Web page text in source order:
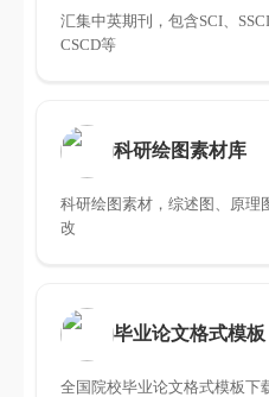
汇集中英期刊，包含SCI、
CSCD等
科研绘图素材库
科研绘图素材，综述图、原理
改
毕业论文格式模板
全国院校毕业论文格式模板下